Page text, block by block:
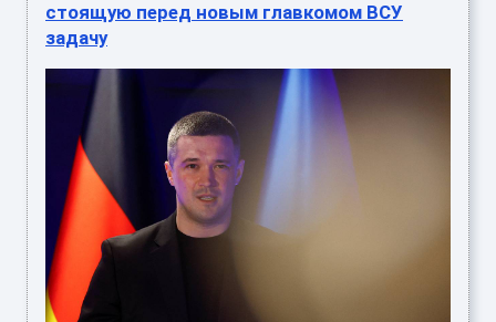
стоящую перед новым главкомом ВСУ
задачу